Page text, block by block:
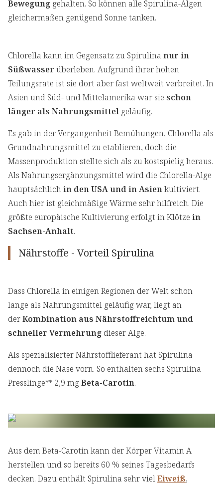
Bewegung gehalten. So können alle Spirulina-Algen
gleichermaßen genügend Sonne tanken.
Chlorella kann im Gegensatz zu Spirulina nur in
Süßwasser überleben. Aufgrund ihrer hohen
Teilungsrate ist sie dort aber fast weltweit verbreitet. In
Asien und Süd- und Mittelamerika war sie schon
länger als Nahrungsmittel geläufig.
Es gab in der Vergangenheit Bemühungen, Chlorella als
Grundnahrungsmittel zu etablieren, doch die
Massenproduktion stellte sich als zu kostspielig heraus.
Als Nahrungsergänzungsmittel wird die Chlorella-Alge
hauptsächlichin den USA und in Asienkultiviert.
Auch hier ist gleichmäßige Wärme sehr hilfreich. Die
größte europäische Kultivierung erfolgt in Klötze in
Sachsen-Anhalt.
Nährstoffe - Vorteil Spirulina
Dass Chlorella in einigen Regionen der Welt schon
lange als Nahrungsmittel geläufig war, liegt an
derKombination aus Nährstoffreichtum und
schneller Vermehrung dieser Alge.
Als spezialisierter Nährstofflieferant hat Spirulina
dennoch die Nase vorn. So enthalten sechs Spirulina
Presslinge** 2,9 mgBeta-Carotin.
Aus dem Beta-Carotin kann der Körper Vitamin A
herstellen und so bereits 60 % seines Tagesbedarfs
decken. Dazu enthält Spirulina sehr vielEiweiß,